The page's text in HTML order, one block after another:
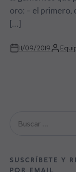
oro: – el primero,
[…]
11/09/2019
SUSCRÍBETE Y
POR EMAIL